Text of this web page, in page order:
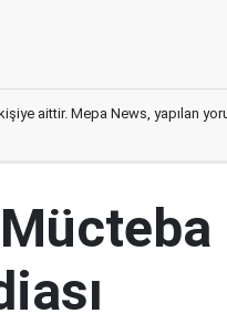
aittir. Mepa News, yapılan